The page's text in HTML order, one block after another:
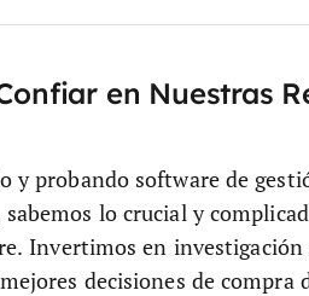
en Nuestras
y probando software de
lo crucial y
Invertimos en
decisiones de compra